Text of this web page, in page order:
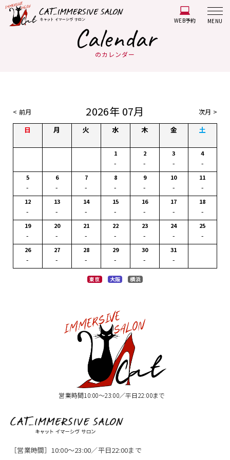
WEB予約 MENU
Calendar
のカレンダー
< 前月 2026年 07月 次月 >
日 月 火 水 木 金 土
1
-
2
-
3
-
4
-
5
-
6
-
7
-
8
-
9
-
10
-
11
-
12
-
13
-
14
-
15
-
16
-
17
-
18
-
19
-
20
-
21
-
22
-
23
-
24
-
25
-
26
-
27
-
28
-
29
-
30
-
31
-
東京 大阪 横浜
営業時間10:00〜23:00／平日22:00まで
［営業時間］10:00〜23:00／平日22:00まで